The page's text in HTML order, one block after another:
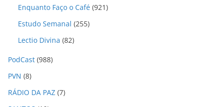
Enquanto Faço o Café (921)
Estudo Semanal (255)
Lectio Divina (82)
PodCast (988)
PVN (8)
RÁDIO DA PAZ (7)